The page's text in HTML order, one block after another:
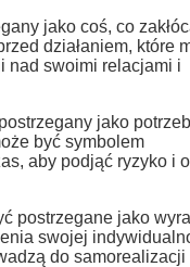
jako coś, co
działaniem, które
nad swoimi relacjami i
jako
być symbolem
aby podjąć ryzyko i
postrzegane jako
swojej
do samorealizacji